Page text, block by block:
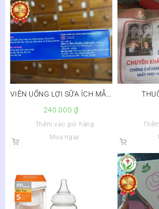
VIÊN UỐNG LỢI SỮA ÍCH MẪU
x 10 viên
240.000₫
Thêm vào giỏ hàng
Mua ngay